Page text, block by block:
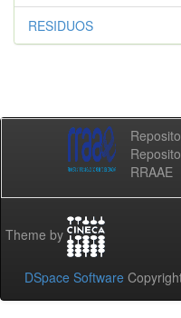
RESIDUOS
RRAAE
Theme by
DSpace Software